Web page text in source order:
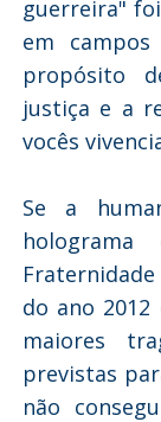
guerreira"
em
propósito
justiça e a
vocês
Se a
do ano
maiores
previstas
não